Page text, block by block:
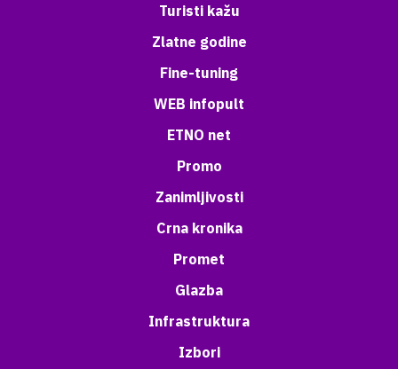
Turisti kažu
Zlatne godine
Fine-tuning
WEB infopult
ETNO net
Promo
Zanimljivosti
Crna kronika
Promet
Glazba
Infrastruktura
Izbori